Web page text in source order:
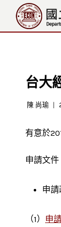
內
台大
陳 尚瑜
有意於
申請文件
申請
（1） 申